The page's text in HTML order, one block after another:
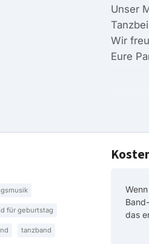
Unser
Wir
Eure
für geburtstag
tanzband
das